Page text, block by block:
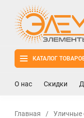
КАТАЛОГ
О нас Скидки
Главная / Уличные